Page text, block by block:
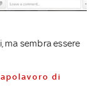
sembra essere